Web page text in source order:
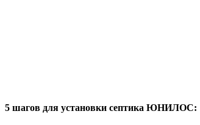
5 шагов для установки септика ЮНИЛОС: